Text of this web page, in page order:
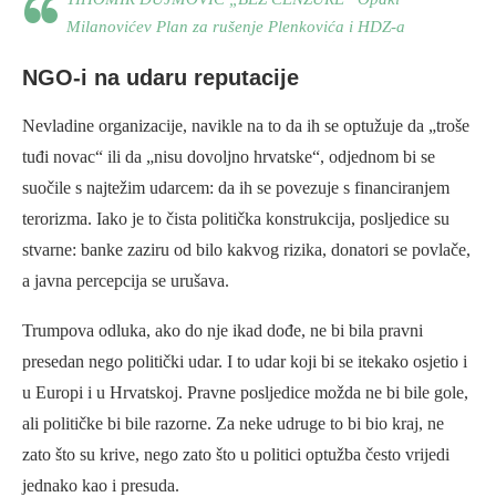
Milanovićev Plan za rušenje Plenkovića i HDZ-a
NGO-i na udaru reputacije
Nevladine organizacije, navikle na to da ih se optužuje da „troše
tuđi novac“ ili da „nisu dovoljno hrvatske“, odjednom bi se
suočile s najtežim udarcem: da ih se povezuje s financiranjem
terorizma. Iako je to čista politička konstrukcija, posljedice su
stvarne: banke zaziru od bilo kakvog rizika, donatori se povlače,
a javna percepcija se urušava.
Trumpova odluka, ako do nje ikad dođe, ne bi bila pravni
presedan nego politički udar. I to udar koji bi se itekako osjetio i
u Europi i u Hrvatskoj. Pravne posljedice možda ne bi bile gole,
ali političke bi bile razorne. Za neke udruge to bi bio kraj, ne
zato što su krive, nego zato što u politici optužba često vrijedi
jednako kao i presuda.